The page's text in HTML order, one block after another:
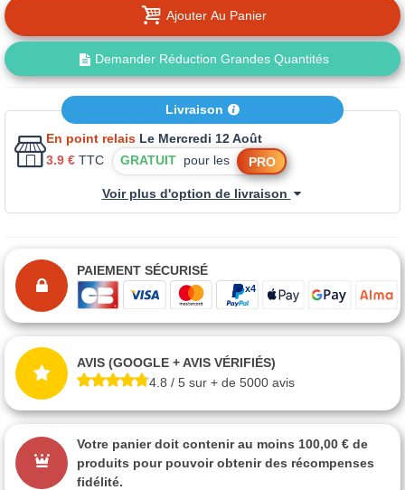
Ajouter Au Panier
Demander Réduction Grandes Quantités
Livraison
En point relais Le Mercredi 12 Août
3.9 € TTC GRATUIT pour les PRO
Voir plus d'option de livraison
PAIEMENT SÉCURISÉ
AVIS (GOOGLE + AVIS VÉRIFIÉS)
4.8 / 5 sur + de 5000 avis
Votre panier doit contenir au moins 100,00 € de
produits pour pouvoir obtenir des récompenses
fidélité.